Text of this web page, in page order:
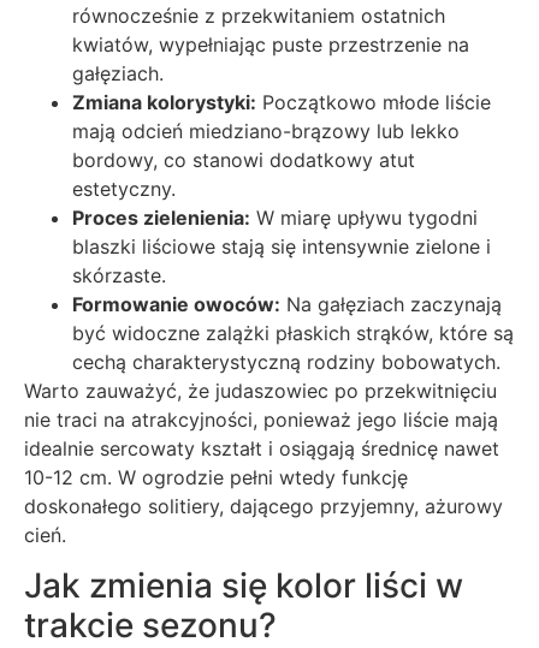
równocześnie z przekwitaniem ostatnich
kwiatów, wypełniając puste przestrzenie na
gałęziach.
Zmiana kolorystyki: Początkowo młode liście
mają odcień miedziano-brązowy lub lekko
bordowy, co stanowi dodatkowy atut
estetyczny.
Proces zielenienia: W miarę upływu tygodni
blaszki liściowe stają się intensywnie zielone i
skórzaste.
Formowanie owoców: Na gałęziach zaczynają
być widoczne zalążki płaskich strąków, które są
cechą charakterystyczną rodziny bobowatych.
Warto zauważyć, że judaszowiec po przekwitnięciu
nie traci na atrakcyjności, ponieważ jego liście mają
idealnie sercowaty kształt i osiągają średnicę nawet
10-12 cm. W ogrodzie pełni wtedy funkcję
doskonałego solitiery, dającego przyjemny, ażurowy
cień.
Jak zmienia się kolor liści w
trakcie sezonu?